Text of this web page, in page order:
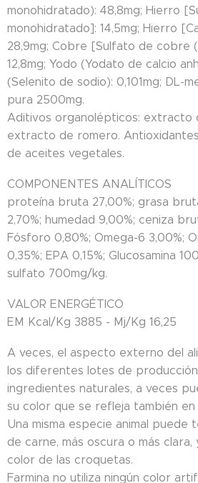
monohidratado): 48,8mg; Hierro
monohidratado]: 14,5mg; Hierro
28,9mg; Cobre [Sulfato de cobre
12,8mg; Yodo (Yodato de calcio
(Selenito de sodio): 0,101mg; DL-
pura 2500mg.
Aditivos organolépticos: extracto
extracto de romero.
de aceites vegetales.
COMPONENTES ANALÍTICOS
proteína bruta 27,00%; grasa
2,70%; humedad 9,00%; ceniza
Fósforo 0,80%; Omega-6 3,00%;
0,35%; EPA 0,15%; Glucosamina
sulfato 700mg/kg.
VALOR ENERGÉTICO
EM Kcal/Kg 3885 - Mj/Kg 16,25
A veces, el aspecto externo del
los diferentes lotes de
ingredientes naturales, a veces
su color que se refleja también en
Una misma especie animal
de carne, más oscura o más
color de las croquetas.
Farmina no utiliza ningún color